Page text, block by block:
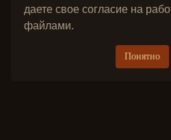
даете свое согласие на
файлами.
Понятно